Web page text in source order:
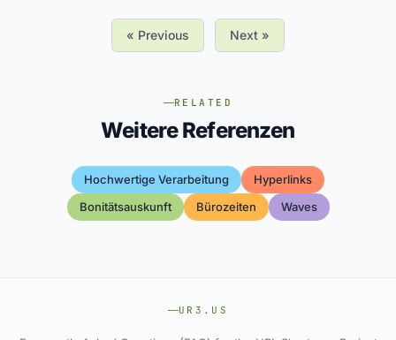
« Previous Next »
RELATED
Weitere Referenzen
Hochwertige Verarbeitung
Hyperlinks
Bonitätsauskunft
Bürozeiten Waves
UR3.US